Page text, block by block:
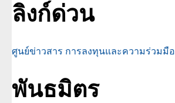
ลิงก์ด่วน
ศูนย์ข่าวสาร การลงทุนและความร่วมมือ
พันธมิตร